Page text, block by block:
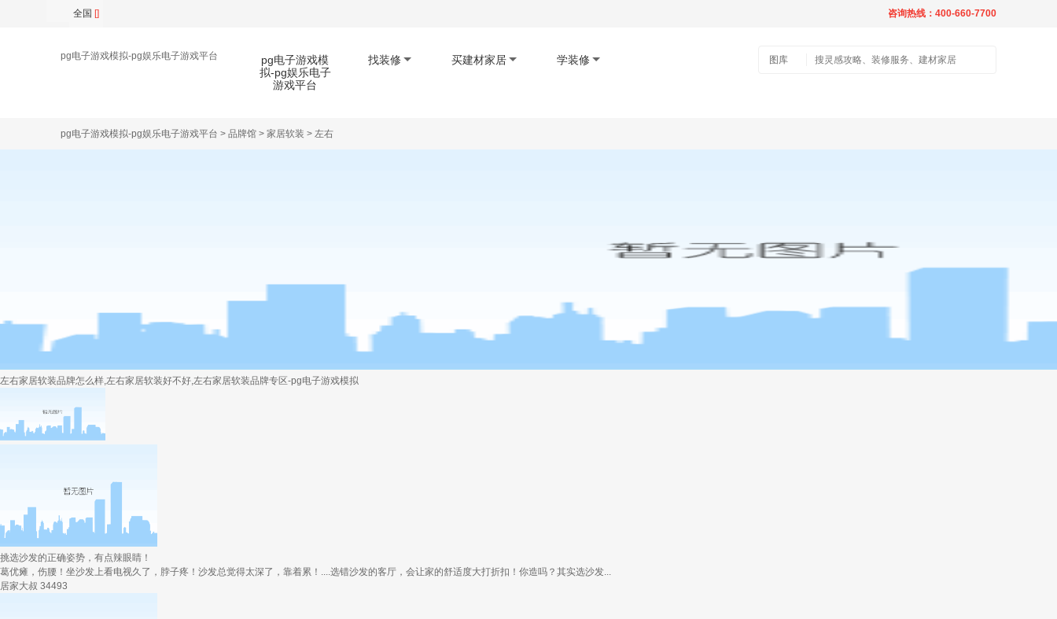
全国 [] 咨询热线：400-660-7700
pg电子游戏模拟-pg娱乐电子游戏平台
pg电子游戏模
拟-pg娱乐电子
游戏平台
找装修 买建材家居 学装修 图库
pg电子游戏模拟-pg娱乐电子游戏平台 > 品牌馆 > 家居软装 > 左右
左右家居软装品牌怎么样,左右家居软装好不好,左右家居软装品牌专区-pg电子游戏模拟
挑选沙发的正确姿势，有点辣眼睛！
葛优瘫，伤腰！坐沙发上看电视久了，脖子疼！沙发总觉得太深了，靠着累！....选错沙发的客厅，会让家的舒适度大打折扣！你造吗？其实选沙发...
居家大叔 34493